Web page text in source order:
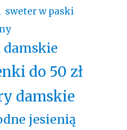
sweter w paski
do 50 zł
damskie
jesienią